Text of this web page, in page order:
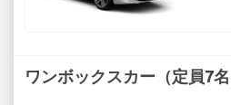
ワンボックスカー（定員7名